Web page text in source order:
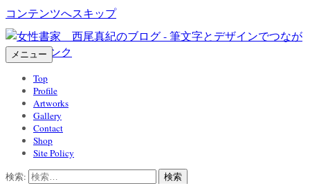
コンテンツへスキップ
メニュー
Top
Profile
Artworks
Gallery
Contact
Shop
Site Policy
検索: